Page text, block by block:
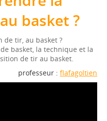
basket ?
de tir, au basket ?
basket, la technique et la
de tir au basket.
professeur : flafagoltien